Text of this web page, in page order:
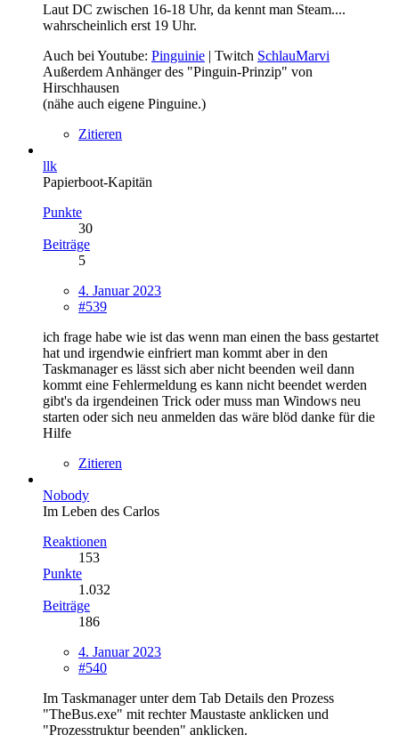
Laut DC zwischen 16-18 Uhr, da kennt man Steam....
wahrscheinlich erst 19 Uhr.
Auch bei Youtube: Pinguinie | Twitch SchlauMarvi
Außerdem Anhänger des "Pinguin-Prinzip" von
Hirschhausen
(nähe auch eigene Pinguine.)
Zitieren
llk
Papierboot-Kapitän
Punkte
30
Beiträge
5
4. Januar 2023
#539
ich frage habe wie ist das wenn man einen the bass gestartet
hat und irgendwie einfriert man kommt aber in den
Taskmanager es lässt sich aber nicht beenden weil dann
kommt eine Fehlermeldung es kann nicht beendet werden
gibt's da irgendeinen Trick oder muss man Windows neu
starten oder sich neu anmelden das wäre blöd danke für die
Hilfe
Zitieren
Nobody
Im Leben des Carlos
Reaktionen
153
Punkte
1.032
Beiträge
186
4. Januar 2023
#540
Im Taskmanager unter dem Tab Details den Prozess
"TheBus.exe" mit rechter Maustaste anklicken und
"Prozesstruktur beenden" anklicken.